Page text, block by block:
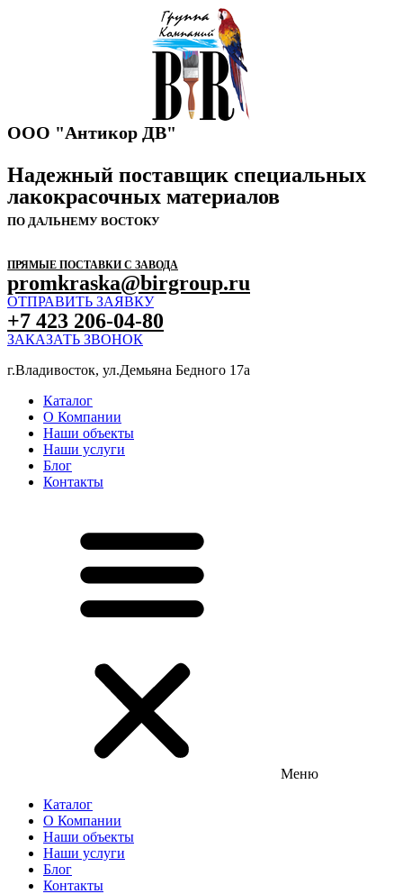
ООО "Антикор ДВ"
Надежный поставщик специальных
лакокрасочных материалов
ПО ДАЛЬНЕМУ ВОСТОКУ
ПРЯМЫЕ ПОСТАВКИ С ЗАВОДА
promkraska@birgroup.ru
ОТПРАВИТЬ ЗАЯВКУ
+7 423 206-04-80
ЗАКАЗАТЬ ЗВОНОК
г.Владивосток, ул.Демьяна Бедного 17а
Каталог
О Компании
Наши объекты
Наши услуги
Блог
Контакты
Меню
Каталог
О Компании
Наши объекты
Наши услуги
Блог
Контакты